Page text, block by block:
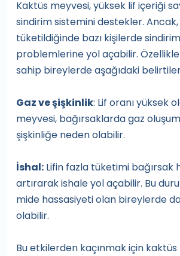
Kaktüs meyvesi, yüksek lif içeriği
sindirim sistemini destekler.
tüketildiğinde bazı kişilerde
problemlerine yol açabilir.
sahip bireylerde aşağıdaki
Gaz ve şişkinlik: Lif oranı yüksek
meyvesi, bağırsaklarda gaz
şişkinliğe neden olabilir.
İshal: Lifin fazla tüketimi bağırsak
artırarak ishale yol açabilir. Bu
mide hassasiyeti olan bireylerde
olabilir.
Bu etkilerden kaçınmak için